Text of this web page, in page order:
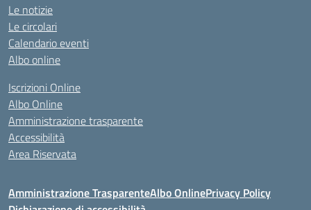
Le notizie
Le circolari
Calendario eventi
Albo online
Iscrizioni Online
Albo Online
Amministrazione trasparente
Accessibilità
Area Riservata
Amministrazione TrasparenteAlbo OnlinePrivacy Policy